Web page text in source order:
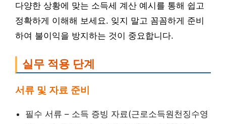
다양한 상황에 맞는 소득세 계산 예시를 통해 쉽고
정확하게 이해해 보세요. 잊지 말고 꼼꼼하게 준비
하여 불이익을 방지하는 것이 중요합니다.
실무 적용 단계
서류 및 자료 준비
필수 서류 – 소득 증빙 자료(근로소득원천징수영